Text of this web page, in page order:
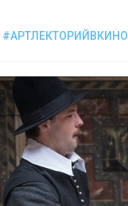
#АРТЛЕКТОРИЙВКИНО